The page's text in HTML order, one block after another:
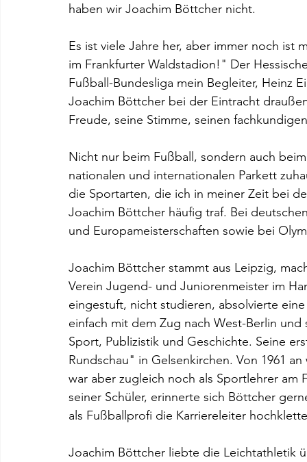
haben wir Joachim Böttcher nicht.
Es ist viele Jahre her, aber immer noch
im Frankfurter Waldstadion!" Der
Fußball-Bundesliga mein Begleiter, Heinz
Joachim Böttcher bei der Eintracht
Freude, seine Stimme, seinen
Nicht nur beim Fußball, sondern auch
nationalen und internationalen Parkett
die Sportarten, die ich in meiner Zeit bei
Joachim Böttcher häufig traf. Bei
und Europameisterschaften sowie bei
Joachim Böttcher stammt aus Leipzig,
Verein Jugend- und Juniorenmeister im
eingestuft, nicht studieren, absolvierte
einfach mit dem Zug nach West-Berlin
Sport, Publizistik und Geschichte. Seine
Rundschau" in Gelsenkirchen. Von 1961
war aber zugleich noch als Sportlehrer am
seiner Schüler, erinnerte sich Böttcher
als Fußballprofi die Karriereleiter
Joachim Böttcher liebte die Leichtathletik